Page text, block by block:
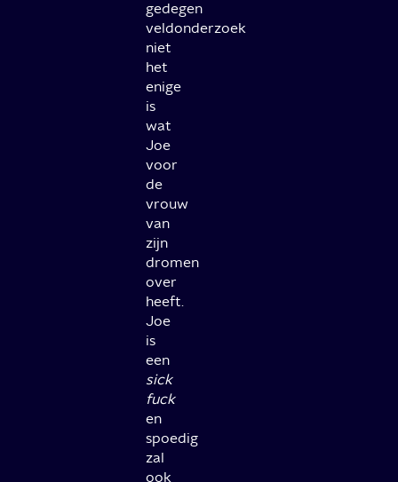
gedegen
veldonderzoek
niet
het
enige
is
wat
Joe
voor
de
vrouw
van
zijn
dromen
over
heeft.
Joe
is
een
sick
fuck
en
spoedig
zal
ook